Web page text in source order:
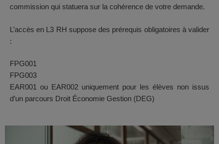
commission qui statuera sur la cohérence de votre demande.
L’accès en L3 RH suppose des prérequis obligatoires à valider
:
FPG001
FPG003
EAR001 ou EAR002 uniquement pour les élèves non issus
d’un parcours Droit Économie Gestion (DEG)